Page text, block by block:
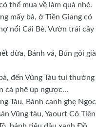
thể mua về làm quà nhé.
mấy bà, ở Tiền Giang có
nổi Cái Bè, Vườn trái cây
dừa, Bánh vá, Bún gỏi già
đến Vũng Tàu tui thường
cà phê úp ngược...
Tàu, Bánh canh ghẹ Ngọc
Vũng tàu, Yaourt Cô Tiên